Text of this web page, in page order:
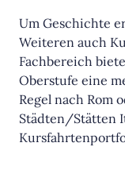
Um Geschichte
Weiteren auch
Fachbereich
Oberstufe eine
Regel nach Rom
Städten/Stätten